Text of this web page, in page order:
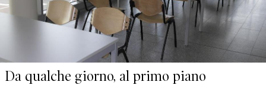
Da qualche giorno, al primo piano